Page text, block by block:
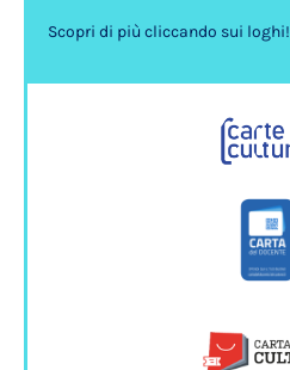
Scopri di più cliccando sui loghi!